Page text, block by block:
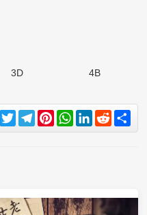
D 4B
Messenger
TwitterTelegram
Pinterest
WhatsApp
LinkedIn
Reddit